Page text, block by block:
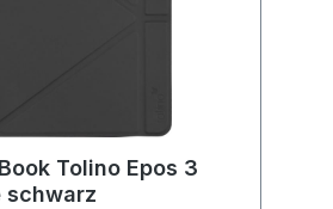
Tolino Epos 3
schwarz